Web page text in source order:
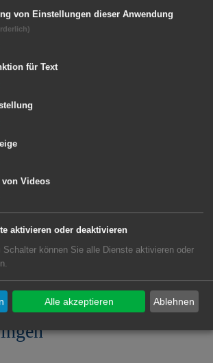
in
in
in
in
von Einstellungen dieser Anwendung
für Text
Videos
aktivieren oder deaktivieren
Schalter können Sie alle Dienste aktivieren oder
Ablehnen
Alle akzeptieren